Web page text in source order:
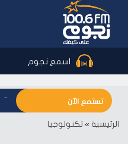
اسمع نجوم
تستمع الآن
نجوم اف ام - على كيفك
الرئيسية » تكنولوجيا